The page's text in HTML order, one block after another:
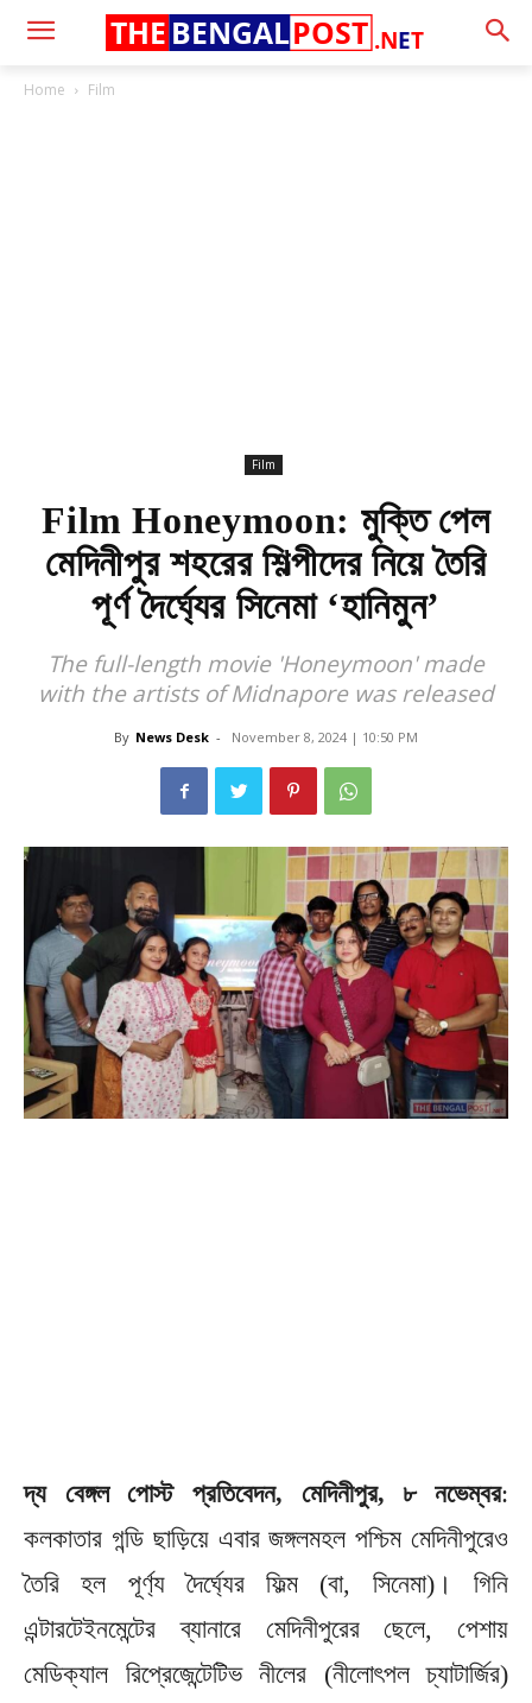
.NET
THE BENGALPOST
Home Film
Film
Film Honeymoon: মুক্তি পেল
মেদিনীপুর শহরের শিল্পীদের নিয়ে তৈরি
পূর্ণ দৈর্ঘ্যের সিনেমা ‘হানিমুন’
The full-length movie 'Honeymoon' made
with the artists of Midnapore was released
By News Desk - November 8, 2024 | 10:50 PM
দ্য বেঙ্গল পোস্ট প্রতিবেদন, মেদিনীপুর, ৮ নভেম্বর:
কলকাতার গন্ডি ছাড়িয়ে এবার জঙ্গলমহল পশ্চিম মেদিনীপুরেও
তৈরি হল পূর্ণ্য দৈর্ঘ্যের ফিল্ম (বা, সিনেমা)। গিনি
এন্টারটেইনমেন্টের ব্যানারে মেদিনীপুরের ছেলে, পেশায়
মেডিক্যাল রিপ্রেজেন্টেটিভ নীলের (নীলোৎপল চ্যাটার্জির)